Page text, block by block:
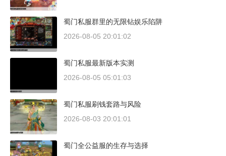
蜀门私服群里的无限钻娱乐陷阱
2026-08-05 20:01:02
蜀门私服最新版本实测
2026-08-05 05:01:03
蜀门私服刷钱套路与风险
2026-08-03 20:01:01
蜀门全公益服的生存与选择